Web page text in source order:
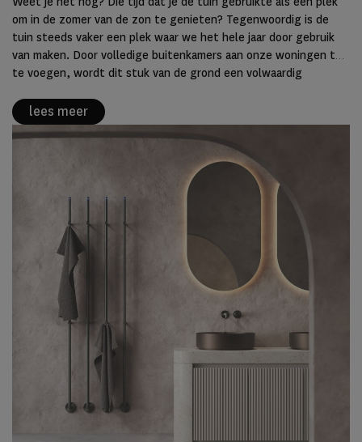
om in de zomer van de zon te genieten? Tegenwoordig is de
tuin steeds vaker een plek waar we het hele jaar door gebruik
van maken. Door volledige buitenkamers aan onze woningen toe
te voegen, wordt dit stuk van de grond een volwaardig
lees meer